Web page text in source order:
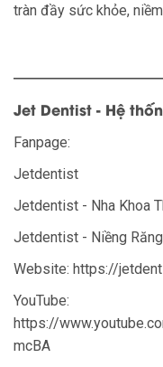
tràn đầy sức khỏe,
Jet Dentist - Hệ
Fanpage:
Jetdentist
Jetdentist - Nha Khoa
Jetdentist - Niềng
Website: https://
YouTube:
https://
mcBA